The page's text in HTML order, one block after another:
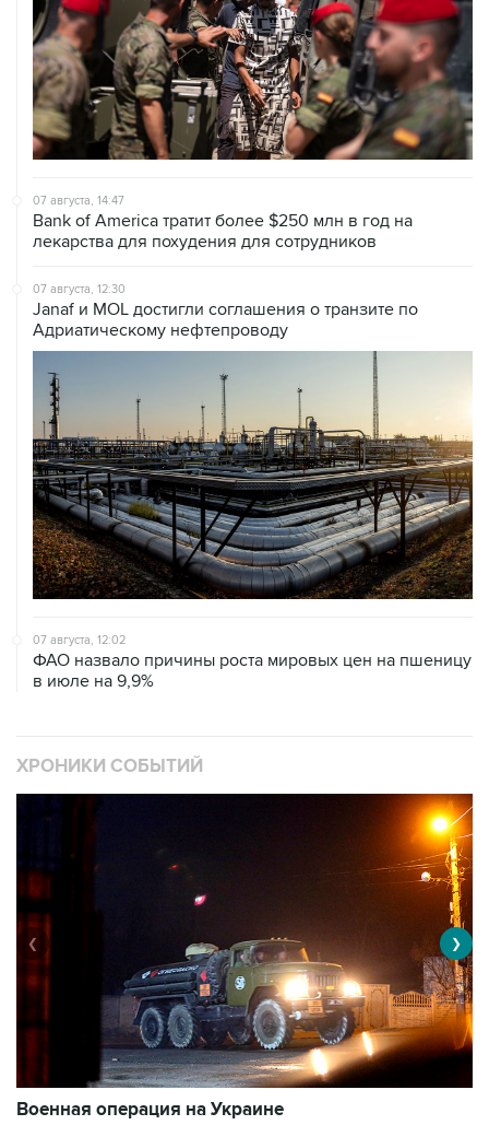
07 августа, 14:47
Bank of America тратит более $250 млн в год на
лекарства для похудения для сотрудников
07 августа, 12:30
Janaf и MOL достигли соглашения о транзите по
Адриатическому нефтепроводу
07 августа, 12:02
ФАО назвало причины роста мировых цен на пшеницу
в июле на 9,9%
ХРОНИКИ СОБЫТИЙ
Военная операция на Украине
❮ ❯